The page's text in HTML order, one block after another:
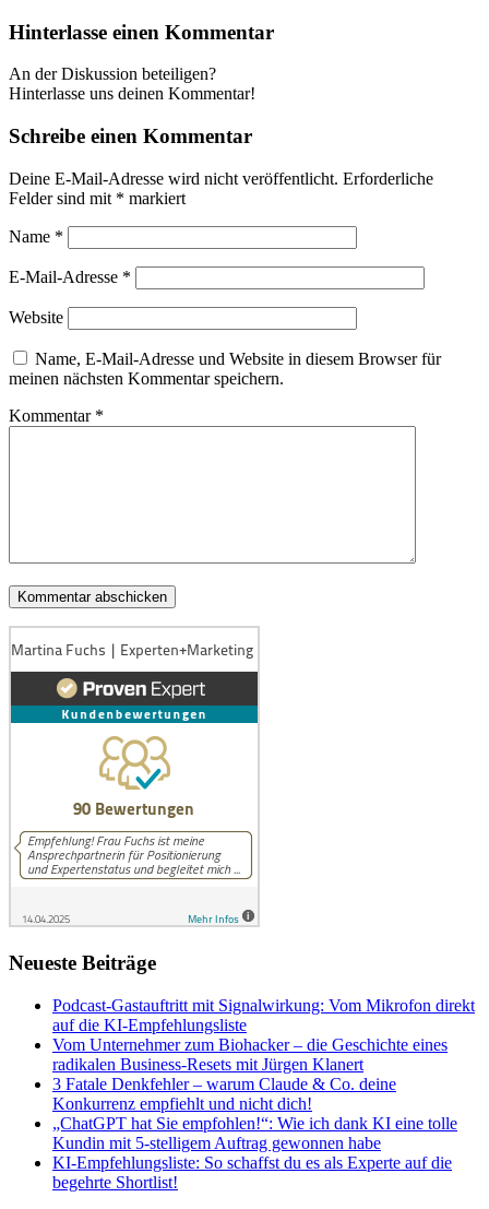
Hinterlasse einen Kommentar
An der Diskussion beteiligen?
Hinterlasse uns deinen Kommentar!
Schreibe einen Kommentar
Deine E-Mail-Adresse wird nicht veröffentlicht. Erforderliche
Felder sind mit * markiert
Name *
E-Mail-Adresse *
Website
Name, E-Mail-Adresse und Website in diesem Browser für
meinen nächsten Kommentar speichern.
Kommentar *
Neueste Beiträge
Podcast-Gastauftritt mit Signalwirkung: Vom Mikrofon direkt
auf die KI-Empfehlungsliste
Vom Unternehmer zum Biohacker – die Geschichte eines
radikalen Business-Resets mit Jürgen Klanert
3 Fatale Denkfehler – warum Claude & Co. deine
Konkurrenz empfiehlt und nicht dich!
„ChatGPT hat Sie empfohlen!“: Wie ich dank KI eine tolle
Kundin mit 5-stelligem Auftrag gewonnen habe
KI-Empfehlungsliste: So schaffst du es als Experte auf die
begehrte Shortlist!